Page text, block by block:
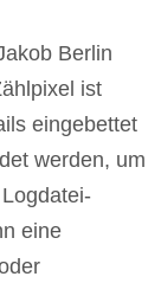
Berlin
ist
eingebettet
werden, um
eine